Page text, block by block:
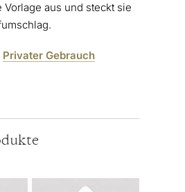
Vorlage aus und steckt sie
Privater Gebrauch